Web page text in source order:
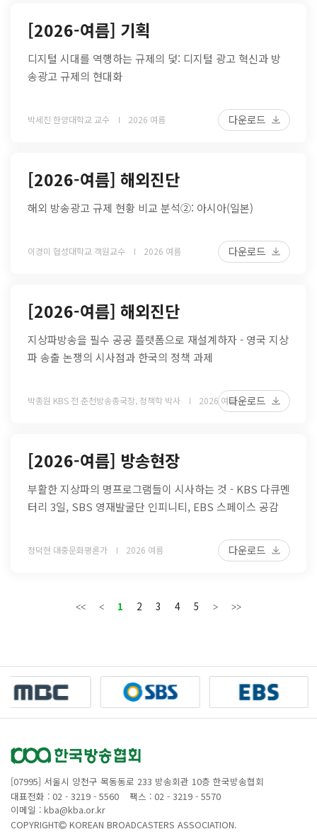
[2026-여름] 기획
디지털 시대를 역행하는 규제의 덫: 디지털 광고 혁신과 방
송광고 규제의 현대화
박세진 한양대학교 교수 2026 여름 다운로드
[2026-여름] 해외진단
해외 방송광고 규제 현황 비교 분석②: 아시아(일본)
이경미 협성대학교 객원교수 2026 여름 다운로드
[2026-여름] 해외진단
지상파방송을 필수 공공 플랫폼으로 재설계하자 - 영국 지상
파 송출 논쟁의 시사점과 한국의 정책 과제
박종원 KBS 전 춘천방송총국장, 정책학 박사 2026 여름다운로드
[2026-여름] 방송현장
부활한 지상파의 명프로그램들이 시사하는 것 - KBS 다큐멘
터리 3일, SBS 영재발굴단 인피니티, EBS 스페이스 공감
정덕현 대중문화평론가 2026 여름 다운로드
1 2 3 4 5
[07995] 서울시 양천구 목동동로 233 방송회관 10층 한국방송협회
대표전화 : 02 - 3219 - 5560
팩스 : 02 - 3219 - 5570
이메일 : kba@kba.or.kr
COPYRIGHT
KOREAN BROADCASTERS ASSOCIATION.